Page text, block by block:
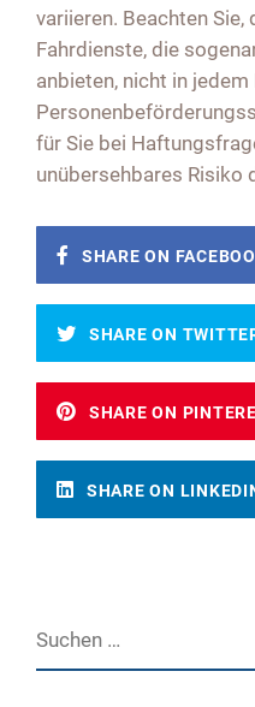
variieren. Beachten
Fahrdienste, die
anbieten, nicht in jedem
für Sie bei
unübersehbares Risiko
SHARE ON
SHARE ON
SHARE ON
SHARE ON